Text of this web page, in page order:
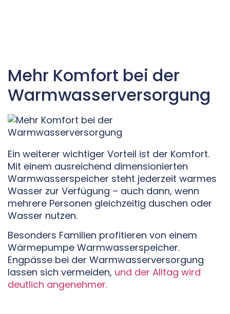
Mehr Komfort bei der
Warmwasserversorgung
Ein weiterer wichtiger Vorteil ist der Komfort.
Mit einem ausreichend dimensionierten
Warmwasserspeicher steht jederzeit warmes
Wasser zur Verfügung – auch dann, wenn
mehrere Personen gleichzeitig duschen oder
Wasser nutzen.
Besonders Familien profitieren von einem
Wärmepumpe Warmwasserspeicher.
Engpässe bei der Warmwasserversorgung
lassen sich vermeiden, und der Alltag wird
deutlich angenehmer.